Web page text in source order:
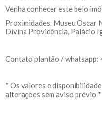
Venha conhecer este belo
Proximidades: Museu Oscar
Divina Providência, Palácio
Contato plantão /
* Os valores e
alterações sem aviso prévio *